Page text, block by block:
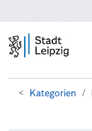
Kategorien